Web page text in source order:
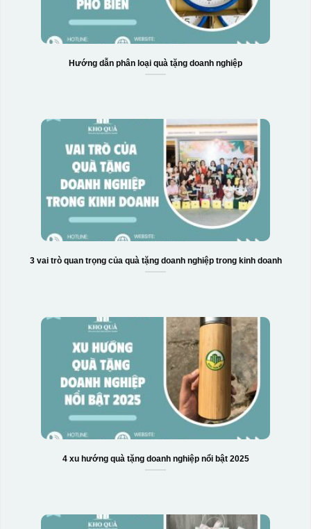
Hộp xi 3 hũ mứt
Hướng dẫn phân loại quà tặng doanh nghiệp
3 vai trò quan trọng của quà tặng doanh nghiệp trong kinh doanh
4 xu hướng quà tặng doanh nghiệp nổi bật 2025